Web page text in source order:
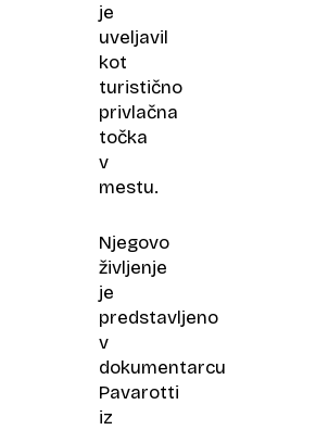
je
uveljavil
kot
turistično
privlačna
točka
v
mestu.
Njegovo
življenje
je
predstavljeno
v
dokumentarcu
Pavarotti
iz